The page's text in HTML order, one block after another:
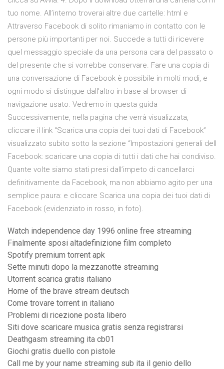
tuo nome. All’interno troverai altre due cartelle: html e
Attraverso Facebook di solito rimaniamo in contatto con le
persone più importanti per noi. Succede a tutti di ricevere
quel messaggio speciale da una persona cara del passato o
del presente che si vorrebbe conservare. Fare una copia di
una conversazione di Facebook è possibile in molti modi, e
ogni modo si distingue dall'altro in base al browser di
navigazione usato. Vedremo in questa guida
Successivamente, nella pagina che verrà visualizzata,
cliccare il link “Scarica una copia dei tuoi dati di Facebook”
visualizzato subito sotto la sezione “Impostazioni generali dell
Facebook: scaricare una copia di tutti i dati che hai condiviso.
Quante volte siamo stati presi dall’impeto di cancellarci
definitivamente da Facebook, ma non abbiamo agito per una
semplice paura: e cliccare Scarica una copia dei tuoi dati di
Facebook (evidenziato in rosso, in foto).
Watch independence day 1996 online free streaming
Finalmente sposi altadefinizione film completo
Spotify premium torrent apk
Sette minuti dopo la mezzanotte streaming
Utorrent scarica gratis italiano
Home of the brave stream deutsch
Come trovare torrent in italiano
Problemi di ricezione posta libero
Siti dove scaricare musica gratis senza registrarsi
Deathgasm streaming ita cb01
Giochi gratis duello con pistole
Call me by your name streaming sub ita il genio dello